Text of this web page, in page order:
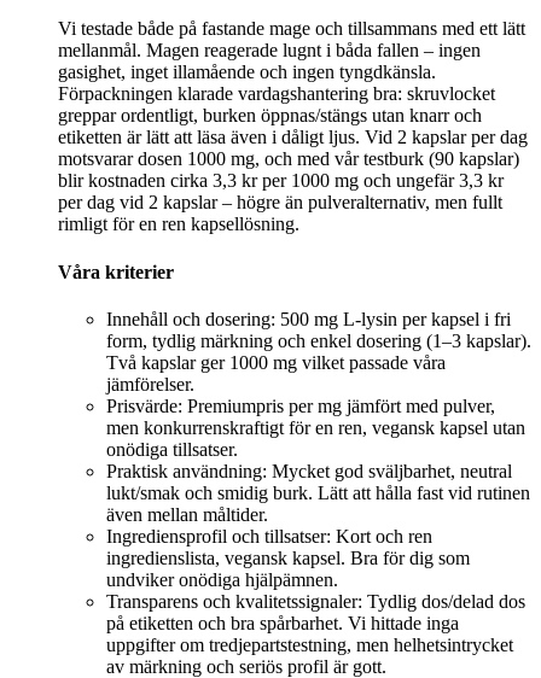
Vi testade både på fastande mage och tillsammans med ett lätt
mellanmål. Magen reagerade lugnt i båda fallen – ingen
gasighet, inget illamående och ingen tyngdkänsla.
Förpackningen klarade vardagshantering bra: skruvlocket
greppar ordentligt, burken öppnas/stängs utan knarr och
etiketten är lätt att läsa även i dåligt ljus. Vid 2 kapslar per dag
motsvarar dosen 1000 mg, och med vår testburk (90 kapslar)
blir kostnaden cirka 3,3 kr per 1000 mg och ungefär 3,3 kr
per dag vid 2 kapslar – högre än pulveralternativ, men fullt
rimligt för en ren kapsellösning.
Våra kriterier
Innehåll och dosering: 500 mg L‑lysin per kapsel i fri
form, tydlig märkning och enkel dosering (1–3 kapslar).
Två kapslar ger 1000 mg vilket passade våra
jämförelser.
Prisvärde: Premiumpris per mg jämfört med pulver,
men konkurrenskraftigt för en ren, vegansk kapsel utan
onödiga tillsatser.
Praktisk användning: Mycket god sväljbarhet, neutral
lukt/smak och smidig burk. Lätt att hålla fast vid rutinen
även mellan måltider.
Ingrediensprofil och tillsatser: Kort och ren
ingredienslista, vegansk kapsel. Bra för dig som
undviker onödiga hjälpämnen.
Transparens och kvalitetssignaler: Tydlig dos/delad dos
på etiketten och bra spårbarhet. Vi hittade inga
uppgifter om tredjepartstestning, men helhetsintrycket
av märkning och seriös profil är gott.